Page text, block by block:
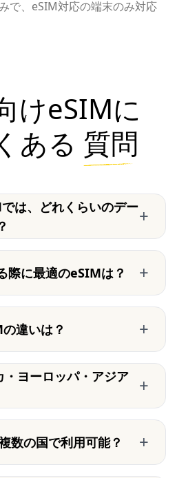
で、eSIM対応の端末のみ対応
けeSIMに
ある 質問
は、どれくらいのデー+
際に最適のeSIMは？ +
違いは？ +
ヨーロッパ・アジア
+
数の国で利用可能？ +